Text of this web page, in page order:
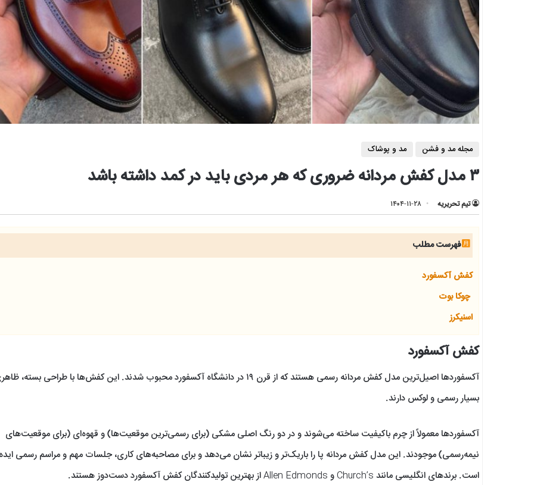
مجله مد و فشن مد و پوشاک
۳ مدل کفش مردانه ضروری که هر مردی باید در کمد داشته باشد
تیم تحریریه ۱۴۰۴-۱۱-۲۸
فهرست مطلب
کفش آکسفورد
چوکا بوت
اسنیکرز
کفش آکسفورد
آکسفوردها اصیل‌ترین مدل کفش مردانه رسمی هستند که از قرن ۱۹ در دانشگاه آکسفورد محبوب شدند. این کفش‌ها با طراحی بسته،
بسیار رسمی و لوکس دارند.
آکسفوردها معمولاً از چرم باکیفیت ساخته می‌شوند و در دو رنگ اصلی مشکی (برای رسمی‌ترین موقعیت‌ها) و قهوه‌ای (برای موقعیت‌های
نیمه‌رسمی) موجودند. این مدل کفش مردانه پا را باریک‌تر و زیباتر نشان می‌دهد و برای مصاحبه‌های کاری، جلسات مهم و مراسم رسمی
است. برندهای انگلیسی مانند Church’s و Allen Edmonds از بهترین تولیدکنندگان کفش آکسفورد دست‌دوز هستند.